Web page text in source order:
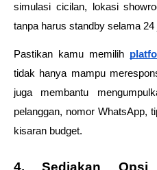
simulasi cicilan, lokasi
tanpa harus standby selama 24
Pastikan kamu memilih
tidak hanya mampu
juga membantu
pelanggan, nomor WhatsApp,
kisaran budget.
4. Sediakan Opsi